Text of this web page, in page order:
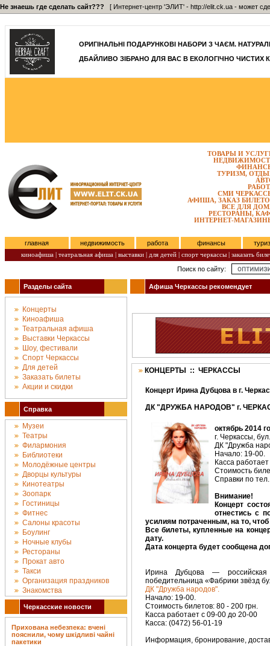
Не знаешь где сделать сайт??? [ Интернет-центр 'ЭЛИТ' - http://elit.ck.ua - может
]
ОРИГІНАЛЬНІ ПОДАРУНКОВІ НАБОРИ З ЧАЄМ.
ДБАЙЛИВО ЗІБРАНО ДЛЯ ВАС В ЕКОЛОГІЧНО ЧИСТИХ
ТОВАРЫ И
ТУРИЗМ,
СМИ
АФИША, ЗАКАЗ
ВСЕ ДЛЯ
РЕСТОРАНЫ,
ИНТЕРНЕТ-
главная недвижимость работа финансы
киноафиша | театральная афиша | выставки | для детей | спорт черкассы | заказать
Поиск по сайту:
Разделы сайта
Концерты
Киноафиша
Театральная афиша
Выставки Черкассы
Шоу, фестивали
Спорт Черкассы
Для детей
Заказать билеты
Акции и скидки
Справка
Музеи
Театры
Филармония
Библиотеки
Молодёжные центры
Дворцы культуры
Кинотеатры
Зоопарк
Гостиницы
Фитнес
Салоны красоты
Боулинг
Ночные клубы
Рестораны
Прокат авто
Такси
Организация праздников
Знакомства
Черкасские новости
Прихована небезпека: вчені
пояснили, чому шкідливі чайні
пакетики
Афиша Черкассы рекомендует
КОНЦЕРТЫ :: ЧЕРКАССЫ
Концерт Ирина Дубцова в г.
ДК "ДРУЖБА НАРОДОВ" г.
октябрь 2014
г. Черкассы,
ДК "Дружба
Начало: 19-00.
Касса
Стоимость
Справки по
Внимание!
Концерт
отнестись с
усилиям потраченным, на то,
Все билеты, купленные на
дату.
Дата концерта будет сообщена
Ирина Дубцова —
победительница «Фабрики звёзд
ДК "Дружба народов".
Начало: 19-00.
Стоимость билетов: 80 - 200 грн.
Касса работает с 09-00 до 20-00
Касса: (0472) 56-01-19
Информация, бронирование,